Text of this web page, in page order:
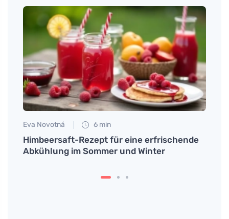
Eva Novotná 6 min
Himbeersaft-Rezept für eine erfrischende
Abkühlung im Sommer und Winter